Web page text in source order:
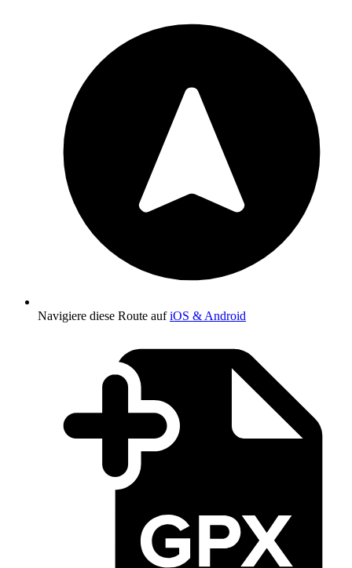
Navigiere diese Route aufiOS & Android